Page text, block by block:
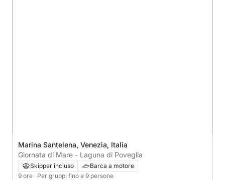
Marina Santelena, Venezia, Italia
Giornata di Mare - Laguna di Poveglia
Skipper incluso
Barca a motore
9 ore · Per gruppi fino a 9 persone